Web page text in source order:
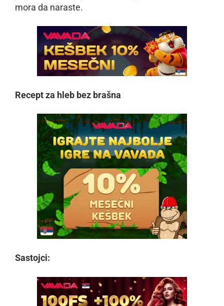
mora da naraste.
Recept za hleb bez brašna
Sastojci: